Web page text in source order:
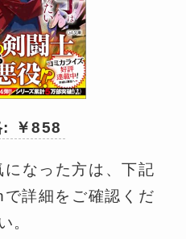
: ￥858
なった方は、下記
詳細をご確認くだ
。